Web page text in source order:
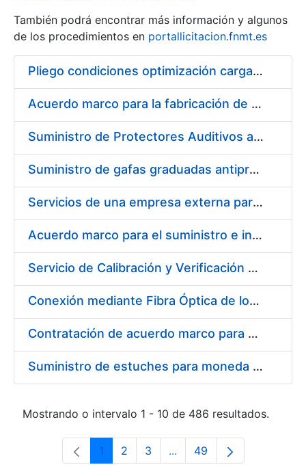
Mostrar/Ocultar
También podrá encontrar más información y algunos
de los procedimientos en portallicitacion.fnmt.es
Pliego condiciones optimización cargas compras firmado
Acuerdo marco para la fabricación de piezas
Suministro de Protectores Auditivos a medida para las personas trabajadoras de los Centros de Trabajo de Madrid y Burgos
Suministro de gafas graduadas antiproyecciones para los trabajadores de la FNMT-RCM en los centros de trabajo de Madrid y Burgos
Servicios de una empresa externa para el asesoramiento y resolución de los recursos de alzada que se presentan relacionados con procesos de selección para la FNMT-RCM
Acuerdo marco para el suministro e instalación de persianas, estores y otros complementos
Servicio de Calibración y Verificación Externa de los Equipos de Medición del Servicio de Prevención de la FNMT-RCM
Conexión mediante Fibra Óptica de los Centros de Proceso de Datos (CPDs) de las sedes de la FNMT-RCM de Burgos y Madrid
Contratación de acuerdo marco para el Suministro de Material de Electricidad para la Fábrica Nacional de Moneda y Timbre-Real Casa de la Moneda en su centro de trabajo de Burgos
Suministro de estuches para moneda de 30 €
Mostrando o intervalo 1 - 10 de 486 resultados.
Páxina
1 Páxina
2 Páxina
3 ...Páxinas intermedias Use
Páxina
49